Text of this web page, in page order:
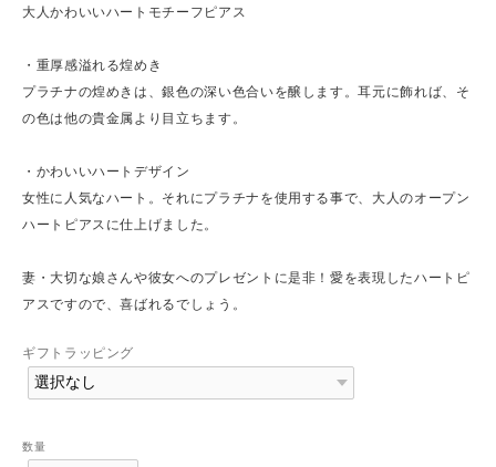
大人かわいいハートモチーフピアス
・重厚感溢れる煌めき
プラチナの煌めきは、銀色の深い色合いを醸します。耳元に飾れば、そ
の色は他の貴金属より目立ちます。
・かわいいハートデザイン
女性に人気なハート。それにプラチナを使用する事で、大人のオープン
ハートピアスに仕上げました。
妻・大切な娘さんや彼女へのプレゼントに是非！愛を表現したハートピ
アスですので、喜ばれるでしょう。
ギフトラッピング
数量